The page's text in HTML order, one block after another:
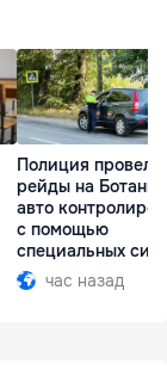
Полиция провела
рейды на
авто
с помощью
специальных
час назад